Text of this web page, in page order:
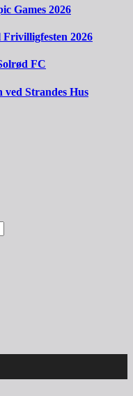
Games 2026
2026
FC
Strandes Hus